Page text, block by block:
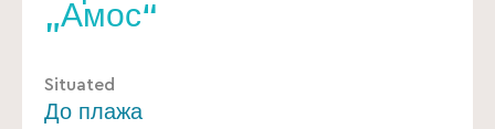
„Амос“
Situated
До плажа